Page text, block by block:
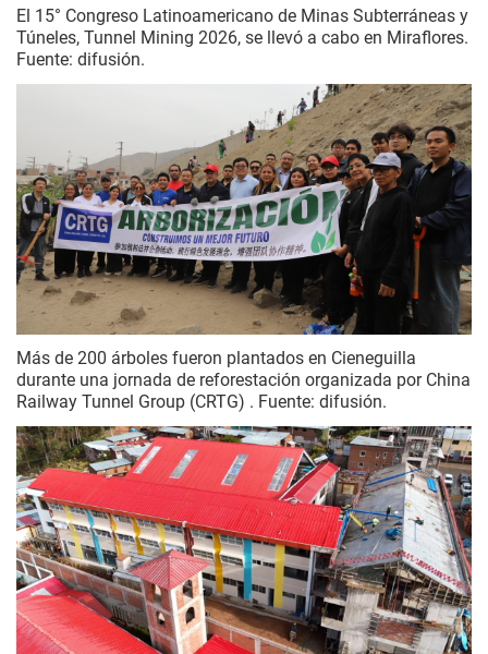
El 15° Congreso Latinoamericano de Minas Subterráneas y
Túneles, Tunnel Mining 2026, se llevó a cabo en Miraflores.
Fuente: difusión.
Más de 200 árboles fueron plantados en Cieneguilla
durante una jornada de reforestación organizada por China
Railway Tunnel Group (CRTG) . Fuente: difusión.